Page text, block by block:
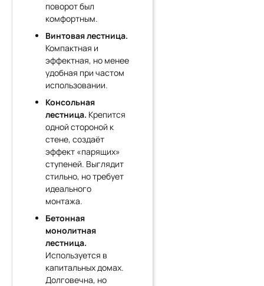
поворот был
комфортным.
Винтовая лестница.
Компактная и
эффектная, но менее
удобная при частом
использовании.
Консольная
лестница. Крепится
одной стороной к
стене, создаёт
эффект «парящих»
ступеней. Выглядит
стильно, но требует
идеального
монтажа.
Бетонная
монолитная
лестница.
Используется в
капитальных домах.
Долговечна, но